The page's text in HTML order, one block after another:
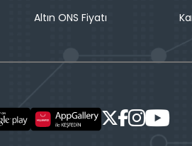
Altın ONS Fiyatı